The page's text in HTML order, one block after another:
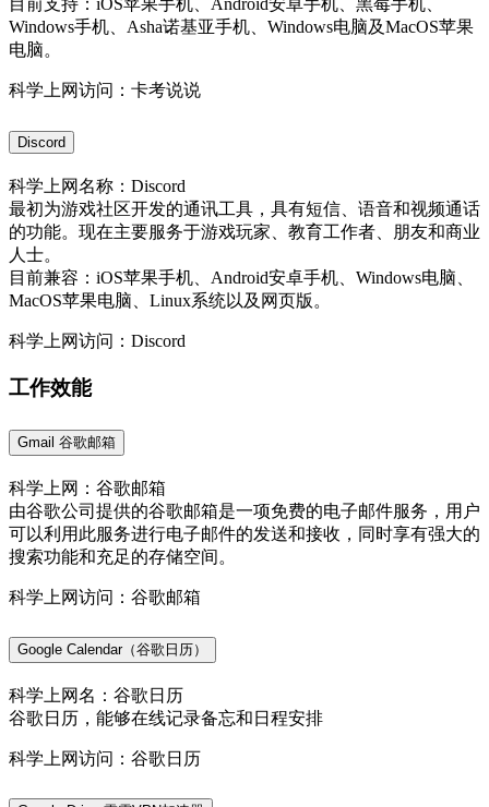
目前支持：iOS苹果手机、Android安卓手机、黑莓手机、
Windows手机、Asha诺基亚手机、Windows电脑及MacOS苹果
电脑。
科学上网访问：卡考说说
Discord
科学上网名称：Discord
最初为游戏社区开发的通讯工具，具有短信、语音和视频通话
的功能。现在主要服务于游戏玩家、教育工作者、朋友和商业
人士。
目前兼容：iOS苹果手机、Android安卓手机、Windows电脑、
MacOS苹果电脑、Linux系统以及网页版。
科学上网访问：Discord
工作效能
Gmail 谷歌邮箱
科学上网：谷歌邮箱
由谷歌公司提供的谷歌邮箱是一项免费的电子邮件服务，用户
可以利用此服务进行电子邮件的发送和接收，同时享有强大的
搜索功能和充足的存储空间。
科学上网访问：谷歌邮箱
Google Calendar（谷歌日历）
科学上网名：谷歌日历
谷歌日历，能够在线记录备忘和日程安排
科学上网访问：谷歌日历